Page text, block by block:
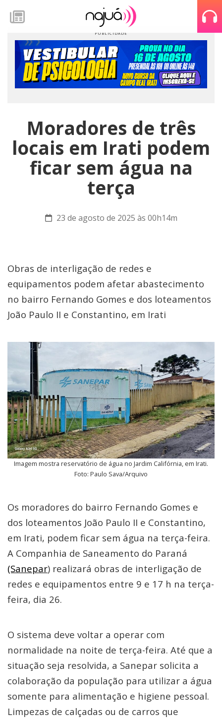
Moradores de três
locais em Irati podem
ficar sem água na
terça
23 de agosto de 2025 às 00h14m
Obras de interligação de redes e
equipamentos podem afetar abastecimento
no bairro Fernando Gomes e dos loteamentos
João Paulo II e Constantino, em Irati
Imagem mostra reservatório de água no Jardim Califórnia, em Irati.
Foto: Paulo Sava/Arquivo
Os moradores do bairro Fernando Gomes e
dos loteamentos João Paulo II e Constantino,
em Irati, podem ficar sem água na terça-feira.
A Companhia de Saneamento do Paraná
(Sanepar) realizará obras de interligação de
redes e equipamentos entre 9 e 17 h na terça-
feira, dia 26.
O sistema deve voltar a operar com
normalidade na noite de terça-feira. Até que a
situação seja resolvida, a Sanepar solicita a
colaboração da população para utilizar a água
somente para alimentação e higiene pessoal.
Limpezas de calçadas ou de carros que